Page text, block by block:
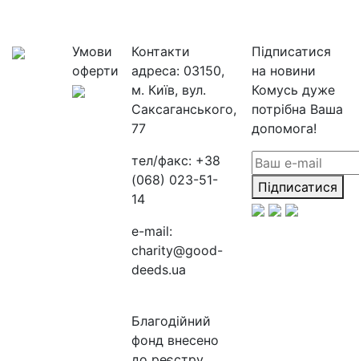
Умови
оферти
Контакти
адреса: 03150,
м. Київ, вул.
Саксаганського,
77
тел/факс: +38
(068) 023-51-
14
e-mail:
charity@good-
deeds.ua
Благодійний
фонд внесено
Підписатися
на новини
Комусь дуже
потрібна Ваша
допомога!
Підписатися